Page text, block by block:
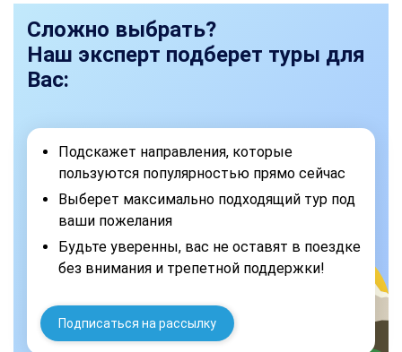
Сложно выбрать?
Наш эксперт подберет туры для
Вас:
Подскажет направления, которые
пользуются популярностью прямо сейчас
Выберет максимально подходящий тур под
ваши пожелания
Будьте уверенны, вас не оставят в поездке
без внимания и трепетной поддержки!
Подписаться на рассылку